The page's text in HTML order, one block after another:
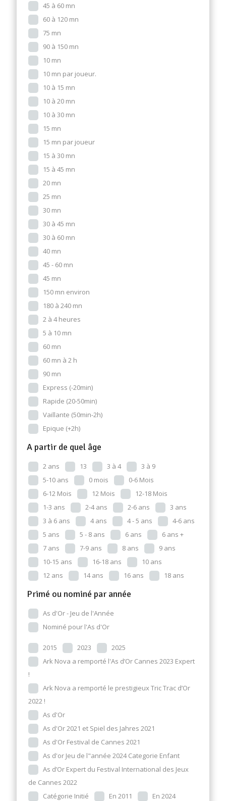
45 à 60 mn
60 à 120 mn
75 mn
90 à 150 mn
10 mn
10 mn par joueur.
10 à 15 mn
10 à 20 mn
10 à 30 mn
15 mn
15 mn par joueur
15 à 30 mn
15 à 45 mn
20 mn
25 mn
30 mn
30 à 45 mn
30 à 60 mn
40 mn
45 - 60 mn
45 mn
150 mn environ
180 à 240 mn
2 à 4 heures
5 à 10 mn
60 mn
60 mn à 2 h
90 mn
Express (-20min)
Rapide (20-50min)
Vaillante (50min-2h)
Epique (+2h)
A partir de quel âge
2 ans 13 3 à 4
3 à 9
5-10 ans
0 mois
0-6 Mois
6-12 Mois
12 Mois
12-18 Mois
1-3 ans
2-4 ans 2-6 ans
3 ans
3 à 6 ans
4 ans 4 - 5 ans
4-6 ans
5 ans
5 - 8 ans 6 ans
6 ans +
7 ans
7-9 ans 8 ans
9 ans
10-15 ans
16-18 ans
10 ans
12 ans
14 ans 16 ans 18 ans
Primé ou nominé par année
As d'Or - Jeu de l'Année
Nominé pour l'As d'Or
2015 2023
2025
Ark Nova a remporté l'As d’Or Cannes 2023 Expert
!
Ark Nova a remporté le prestigieux Tric Trac d’Or
2022 !
As d'Or
As d'Or 2021 et Spiel des Jahres 2021
As d'Or Festival de Cannes 2021
As d'or Jeu de l"année 2024 Categorie Enfant
As d’Or Expert du Festival International des Jeux
de Cannes 2022
Catégorie Initié
En 2011
En 2024